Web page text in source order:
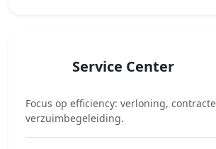
Service Center
Focus op efficiency: verloning,
verzuimbegeleiding.